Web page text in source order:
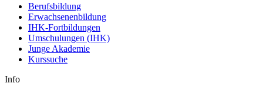
Berufsbildung
Erwachsenenbildung
IHK-Fortbildungen
Umschulungen (IHK)
Junge Akademie
Kurssuche
Info